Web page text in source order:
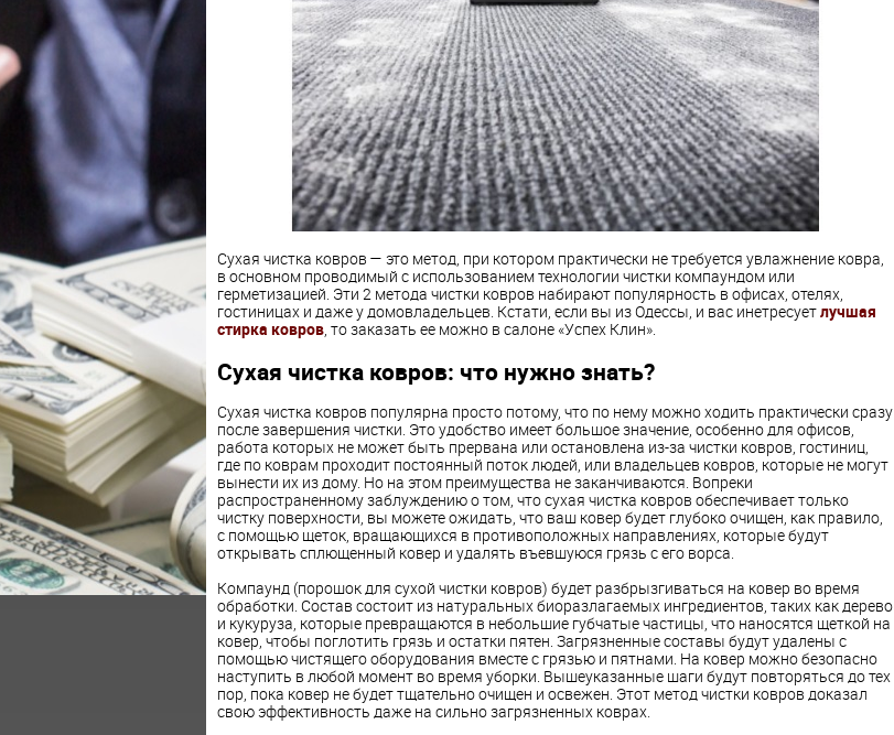
Сухая чистка ковров — это метод, при котором практически не требуется увлажнение ковра,
в основном проводимый с использованием технологии чистки компаундом или
герметизацией. Эти 2 метода чистки ковров набирают популярность в офисах, отелях,
гостиницах и даже у домовладельцев. Кстати, если вы из Одессы, и вас инетресуетлучшая
стирка ковров, то заказать ее можно в салоне «Успех Клин».
Сухая чистка ковров: что нужно знать?
Сухая чистка ковров популярна просто потому, что по нему можно ходить практически сразу
после завершения чистки. Это удобство имеет большое значение, особенно для офисов,
работа которых не может быть прервана или остановлена из-за чистки ковров, гостиниц,
где по коврам проходит постоянный поток людей, или владельцев ковров, которые не могут
вынести их из дому. Но на этом преимущества не заканчиваются. Вопреки
распространенному заблуждению о том, что сухая чистка ковров обеспечивает только
чистку поверхности, вы можете ожидать, что ваш ковер будет глубоко очищен, как правило,
с помощью щеток, вращающихся в противоположных направлениях, которые будут
открывать сплющенный ковер и удалять въевшуюся грязь с его ворса.
Компаунд (порошок для сухой чистки ковров) будет разбрызгиваться на ковер во время
обработки. Состав состоит из натуральных биоразлагаемых ингредиентов, таких как дерево
и кукуруза, которые превращаются в небольшие губчатые частицы, что наносятся щеткой на
ковер, чтобы поглотить грязь и остатки пятен. Загрязненные составы будут удалены с
помощью чистящего оборудования вместе с грязью и пятнами. На ковер можно безопасно
наступить в любой момент во время уборки. Вышеуказанные шаги будут повторяться до тех
пор, пока ковер не будет тщательно очищен и освежен. Этот метод чистки ковров доказал
свою эффективность даже на сильно загрязненных коврах.